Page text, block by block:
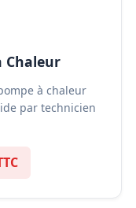
Chaleur
à chaleur
par technicien